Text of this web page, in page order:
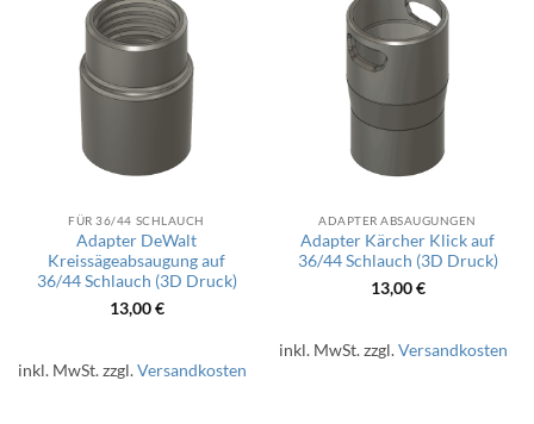
FÜR 36/44 SCHLAUCH
Adapter DeWalt
Kreissägeabsaugung auf
36/44 Schlauch (3D Druck)
13,00€
inkl. MwSt.zzgl.Versandkosten
ADAPTER ABSAUGUNGEN
Adapter Kärcher Klick auf
36/44 Schlauch (3D Druck)
13,00€
inkl. MwSt.zzgl.Versandkosten